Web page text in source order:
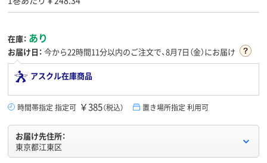
在庫： あり
お届け日： 今から22時間11分以内のご注文で、8月7日（金）にお届け
アスクル在庫商品
時間帯指定 指定可 ￥385（税込） 置き場所指定 利用可
お届け先住所：
東京都江東区